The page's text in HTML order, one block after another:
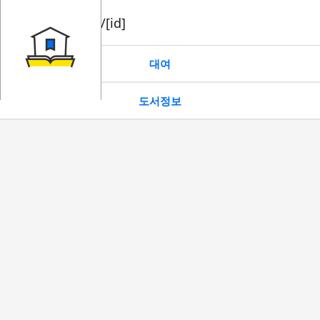
book/rent/[id]
대여
도서정보